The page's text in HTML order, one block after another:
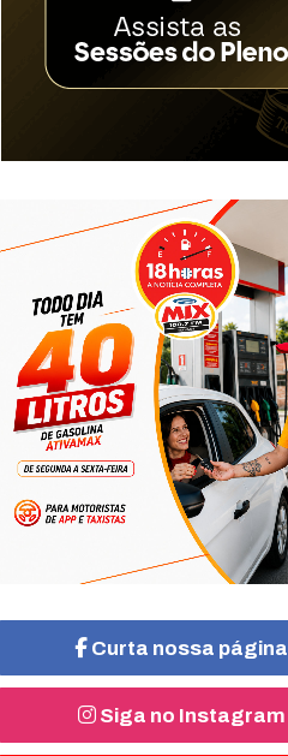
Curta nossa página
Siga no Instagram